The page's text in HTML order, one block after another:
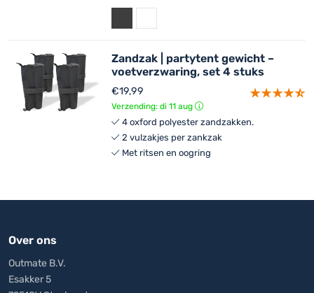
Zandzak | partytent gewicht –
voetverzwaring, set 4 stuks
€19,99
Verzending: di 11 aug
4 oxford polyester zandzakken.
2 vulzakjes per zankzak
Met ritsen en oogring
Over ons
Outmate B.V.
Esakker 5